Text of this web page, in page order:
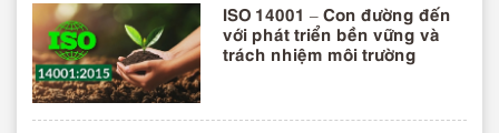
ISO 14001 – Con đường đến
với phát triển bền vững và
trách nhiệm môi trường